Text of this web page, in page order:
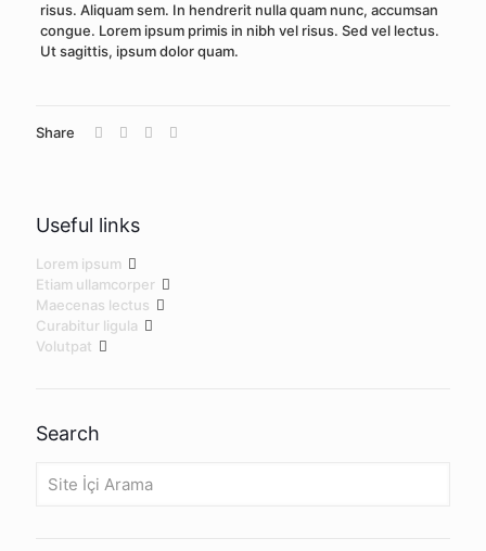
risus. Aliquam sem. In hendrerit nulla quam nunc, accumsan
congue. Lorem ipsum primis in nibh vel risus. Sed vel lectus.
Ut sagittis, ipsum dolor quam.
Share
Useful links
Lorem ipsum
Etiam ullamcorper
Maecenas lectus
Curabitur ligula
Volutpat
Search
İçi